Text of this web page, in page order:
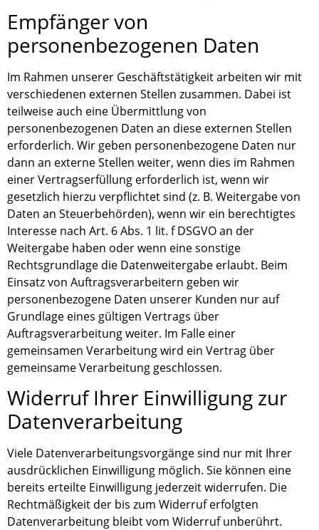
Empfänger von
personenbezogenen Daten
Im Rahmen unserer Geschäftstätigkeit arbeiten wir mit
verschiedenen externen Stellen zusammen. Dabei ist
teilweise auch eine Übermittlung von
personenbezogenen Daten an diese externen Stellen
erforderlich. Wir geben personenbezogene Daten nur
dann an externe Stellen weiter, wenn dies im Rahmen
einer Vertragserfüllung erforderlich ist, wenn wir
gesetzlich hierzu verpflichtet sind (z. B. Weitergabe von
Daten an Steuerbehörden), wenn wir ein berechtigtes
Interesse nach Art. 6 Abs. 1 lit. f DSGVO an der
Weitergabe haben oder wenn eine sonstige
Rechtsgrundlage die Datenweitergabe erlaubt. Beim
Einsatz von Auftragsverarbeitern geben wir
personenbezogene Daten unserer Kunden nur auf
Grundlage eines gültigen Vertrags über
Auftragsverarbeitung weiter. Im Falle einer
gemeinsamen Verarbeitung wird ein Vertrag über
gemeinsame Verarbeitung geschlossen.
Widerruf Ihrer Einwilligung zur
Datenverarbeitung
Viele Datenverarbeitungsvorgänge sind nur mit Ihrer
ausdrücklichen Einwilligung möglich. Sie können eine
bereits erteilte Einwilligung jederzeit widerrufen. Die
Rechtmäßigkeit der bis zum Widerruf erfolgten
Datenverarbeitung bleibt vom Widerruf unberührt.